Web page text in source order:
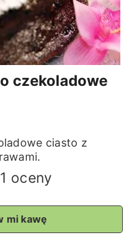
czekoladowe
ciasto z
oceny
mi kawę